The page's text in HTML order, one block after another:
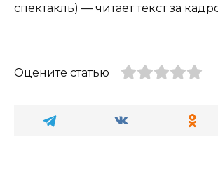
спектакль) — читает текст за
Оцените статью